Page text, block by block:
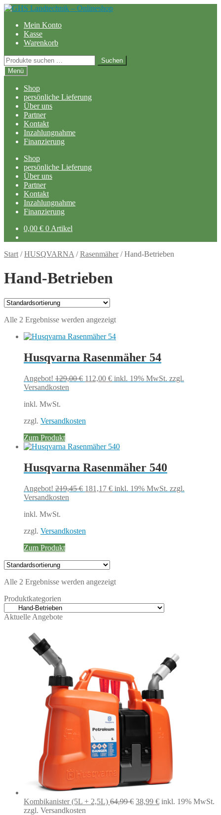
Zur
springen
Zum
springenMein Konto
Kasse
Warenkorb
Suchen
nach:
Suchen
Menü
Shop
persönliche Lieferung
Über uns
Partner
Kontakt
Inzahlungnahme
Finanzierung
Shop
persönliche Lieferung
Über uns
Partner
Kontakt
Inzahlungnahme
Finanzierung
0,00 € 0 Artikel
Start /HUSQVARNA /Rasenmäher/Hand-Betrieben
Hand-Betrieben
Alle 2 Ergebnisse werden angezeigt
Husqvarna Rasenmäher 54
Angebot! 129,00€ Ursprünglicher
112,00 €Aktueller
inkl. 19% MwSt. zzgl.
Versandkosten
inkl. MwSt.
zzgl. Versandkosten
Zum Produkt
Husqvarna Rasenmäher 540
Angebot! 219,45€ Ursprünglicher
181,17 €Aktueller
inkl. 19% MwSt. zzgl.
Versandkosten
inkl. MwSt.
zzgl. Versandkosten
Zum Produkt
Alle 2 Ergebnisse werden angezeigt
Produktkategorien
Aktuelle Angebote
Kombikanister (5L + 2,5L) 64,99€ Ursprünglicher
38,99 €Aktueller
inkl. 19% MwSt.
zzgl. Versandkosten